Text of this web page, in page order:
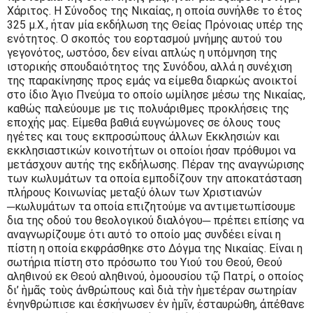
Χάριτος. Η Σύνοδος της Νικαίας, η οποία συνήλθε το έτος
325 μ.Χ., ήταν μία εκδήλωση της Θείας Πρόνοιας υπέρ της
ενότητος. Ο σκοπός του εορτασμού μνήμης αυτού του
γεγονότος, ωστόσο, δεν είναι απλώς η υπόμνηση της
ιστορικής σπουδαιότητος της Συνόδου, αλλά η συνέχιση
της παρακίνησης προς εμάς να είμεθα διαρκώς ανοικτοί
στο ίδιο Άγιο Πνεύμα το οποίο ωμίλησε μέσω της Νικαίας,
καθώς παλεύουμε με τις πολυάριθμες προκλήσεις της
εποχής μας. Είμεθα βαθιά ευγνώμονες σε όλους τους
ηγέτες και τους εκπροσώπους άλλων Εκκλησιών και
εκκλησιαστικών κοινοτήτων οι οποίοι ήσαν πρόθυμοι να
μετάσχουν αυτής της εκδήλωσης. Πέραν της αναγνώρισης
των κωλυμάτων τα οποία εμποδίζουν την αποκατάσταση
πλήρους Κοινωνίας μεταξύ όλων των Χριστιανών
─κωλυμάτων τα οποία επιζητούμε να αντιμετωπίσουμε
δια της οδού του θεολογικού διαλόγου─ πρέπει επίσης να
αναγνωρίζουμε ότι αυτό το οποίο μας συνδέει είναι η
πίστη η οποία εκφράσθηκε στο Δόγμα της Νικαίας. Είναι η
σωτήρια πίστη στο πρόσωπο του Υιού του Θεού, Θεού
αληθινού εκ Θεού αληθινού, ὁμοουσίου τῷ Πατρί, ο οποίος
δι’ ἡμᾶς τοὺς ἀνθρώπους καὶ διὰ τὴν ἡμετέραν σωτηρίαν
ἐνηνθρώπισε και ἐσκήνωσεν ἐν ἡμῖν, ἐσταυρώθη, ἀπέθανε